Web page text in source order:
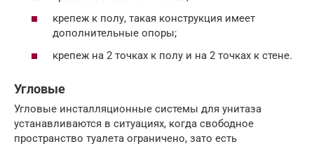
крепеж к полу, такая конструкция имеет
дополнительные опоры;
крепеж на 2 точках к полу и на 2 точках к стене.
Угловые
Угловые инсталляционные системы для унитаза
устанавливаются в ситуациях, когда свободное
пространство туалета ограничено, зато есть